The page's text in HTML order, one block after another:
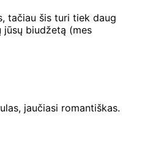
tačiau šis turi tiek daug
jūsų biudžetą (mes
jaučiasi romantiškas.